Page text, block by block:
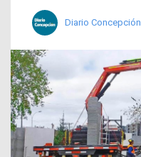
Diario Concepción